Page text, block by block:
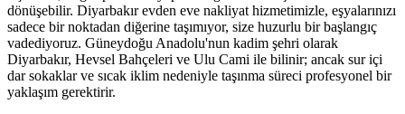
dönüşebilir. Diyarbakır evden eve nakliyat hizmetimizle, eşyalarınızı
sadece bir noktadan diğerine taşımıyor, size huzurlu bir başlangıç
vadediyoruz. Güneydoğu Anadolu'nun kadim şehri olarak
Diyarbakır, Hevsel Bahçeleri ve Ulu Cami ile bilinir; ancak sur içi
dar sokaklar ve sıcak iklim nedeniyle taşınma süreci profesyonel bir
yaklaşım gerektirir.